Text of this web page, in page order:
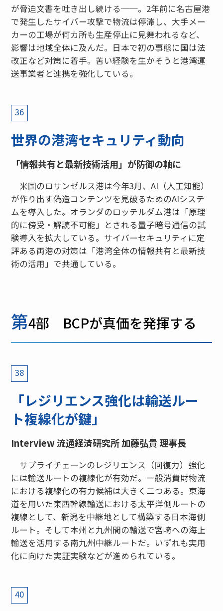
が脅迫文書を吐き出し続ける──。2年前に名古屋港
で発生したサイバー攻撃で物流は停滞し、大手メー
カーの工場が何カ所も生産停止に見舞われるなど、
影響は地域全体に及んだ。日本で初の事態に国は法
改正など対策に着手。苦い経験を生かそうと港湾運
送事業者と連携を強化している。
36
世界の港湾セキュリティ動向
「情報共有と最新技術活用」が防御の軸に
米国のロサンゼルス港は今年3月、AI（人工知能）
が作り出す偽造コンテンツを見破るためのAIシステ
ムを導入した。オランダのロッテルダム港は「原理
的に傍受・解読不可能」とされる量子暗号通信の試
験導入を拡大している。サイバーセキュリティに定
評ある両港の対策は「港湾全体の情報共有と最新技
術の活用」で共通している。
第4部 BCPが真価を発揮する
38
「レジリエンス強化は輸送ルー
ト複線化が鍵」
Interview 流通経済研究所 加藤弘貴 理事長
サプライチェーンのレジリエンス（回復力）強化
には輸送ルートの複線化が有効だ。一般消費財物流
における複線化の有力候補は大きく二つある。東海
道を用いた東西幹線輸送における太平洋側ルートの
複線として、新潟を中継地として構築する日本海側
ルート。そして本州と九州間の輸送で宮崎への海上
輸送を活用する南九州中継ルートだ。いずれも実用
化に向けた実証実験などが進められている。
40